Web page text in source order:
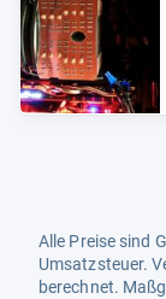
Alle Preise sind
Umsatzsteuer.
berechnet.